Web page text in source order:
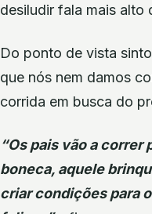
desiludir fala mais alto
Do ponto de vista
que nós nem damos
corrida em busca do
“Os pais vão a
boneca, aquele
criar condições para